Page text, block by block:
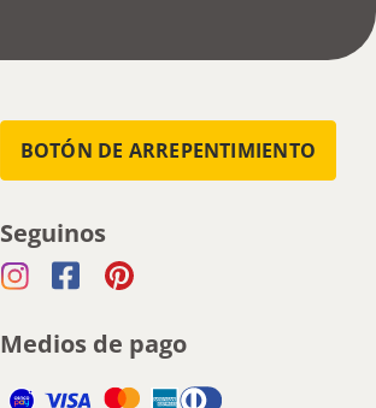
BOTÓN DE ARREPENTIMIENTO
Seguinos
Medios de pago